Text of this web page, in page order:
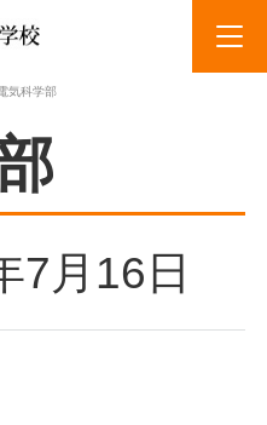
気科学部
7月16日